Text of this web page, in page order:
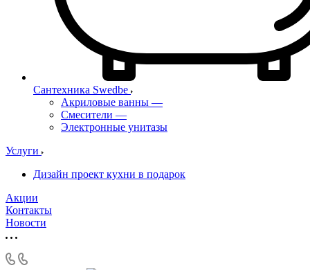
Сантехника Swedbe
Акриловые ванны —
Смесители —
Электронные унитазы
Услуги
Дизайн проект кухни в подарок
Акции
Контакты
Новости